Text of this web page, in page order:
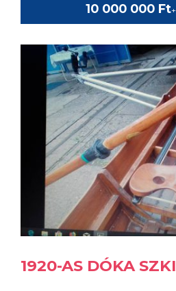
10 000 000 Ft
1920-AS DÓKA